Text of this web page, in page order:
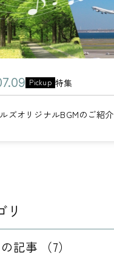
ズオリジナルBGMのご紹介
Pickup 特集
リ
記事 （7）